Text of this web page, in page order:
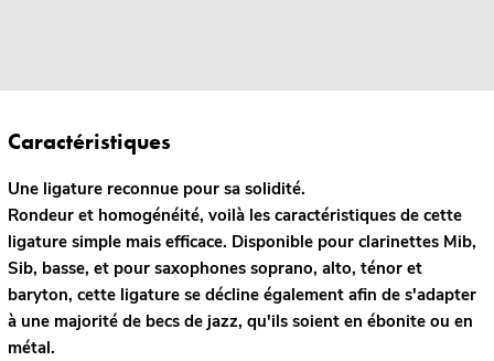
Caractéristiques
Une ligature reconnue pour sa solidité.
Rondeur et homogénéité, voilà les caractéristiques de cette
ligature simple mais efficace. Disponible pour clarinettes Mib,
Sib, basse, et pour saxophones soprano, alto, ténor et
baryton, cette ligature se décline également afin de s'adapter
à une majorité de becs de jazz, qu'ils soient en ébonite ou en
métal.